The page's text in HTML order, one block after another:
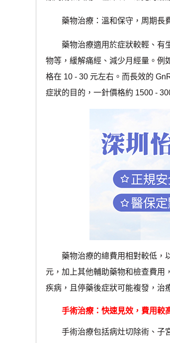
藥物治療：溫和保守，周期長
藥物治療適用於症狀較輕、有生
物等，緩解痛經、減少月經量。例
格在 10 - 30 元左右。而長效的
症狀的目的，一針價格約 1500 -
藥物治療的總費用相對較低，以
元，加上其他輔助藥物和檢查費用
疾病，且停藥後症狀可能複發，治
手術治療：快速見效，費用較
手術治療包括病灶切除術、子宮